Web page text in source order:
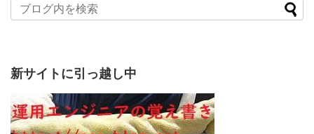
新サイトに引っ越し中